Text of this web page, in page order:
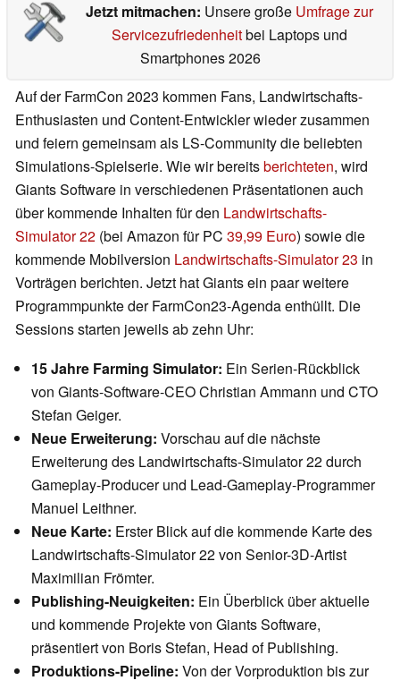
Jetzt mitmachen: Unsere große Umfrage zur
Servicezufriedenheitbei Laptops und
Smartphones 2026
Auf der FarmCon 2023 kommen Fans, Landwirtschafts-
Enthusiasten und Content-Entwickler wieder zusammen
und feiern gemeinsam als LS-Community die beliebten
Simulations-Spielserie. Wie wir bereitsberichteten, wird
Giants Software in verschiedenen Präsentationen auch
über kommende Inhalten für den Landwirtschafts-
Simulator 22 (bei Amazon für PC 39,99 Euro) sowie die
kommende Mobilversion Landwirtschafts-Simulator 23 in
Vorträgen berichten. Jetzt hat Giants ein paar weitere
Programmpunkte der FarmCon23-Agenda enthüllt. Die
Sessions starten jeweils ab zehn Uhr:
15 Jahre Farming Simulator: Ein Serien-Rückblick
von Giants-Software-CEO Christian Ammann und CTO
Stefan Geiger.
Neue Erweiterung: Vorschau auf die nächste
Erweiterung des Landwirtschafts-Simulator 22 durch
Gameplay-Producer und Lead-Gameplay-Programmer
Manuel Leithner.
Neue Karte: Erster Blick auf die kommende Karte des
Landwirtschafts-Simulator 22 von Senior-3D-Artist
Maximilian Frömter.
Publishing-Neuigkeiten: Ein Überblick über aktuelle
und kommende Projekte von Giants Software,
präsentiert von Boris Stefan, Head of Publishing.
Produktions-Pipeline: Von der Vorproduktion bis zur